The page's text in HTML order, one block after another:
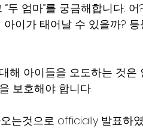
엄마”를 궁금해합니다: 어
이가 태어날 수 있을까?
해 아이들을 오도하는 것은
보호해야 합니다.
는것으로 officially 발표하